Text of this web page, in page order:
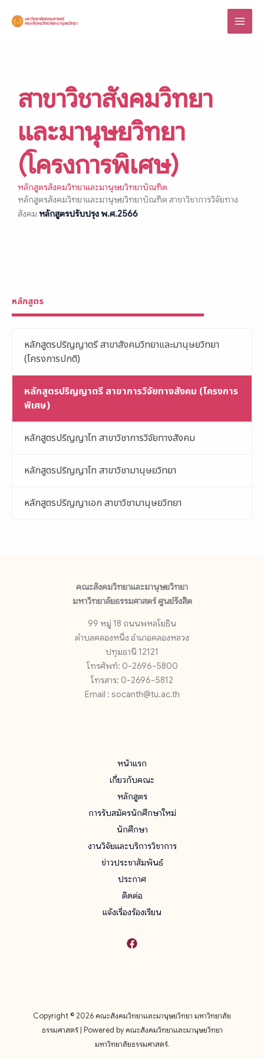
หลักสูตร
หลักสูตรปริญญาตรี สาขาสังคมวิทยาและมานุษยวิทยา
(โครงการปกติ)
หลักสูตรปริญญาตรี สาขาการวิจัยทางสังคม (โครงการ
พิเศษ)
หลักสูตรปริญญาโท สาขาวิชาการวิจัยทางสังคม
หลักสูตรปริญญาโท สาขาวิชามานุษยวิทยา
หลักสูตรปริญญาเอก สาขาวิชามานุษยวิทยา
สาขาวิชาสังคมวิทยา
และมานุษยวิทยา
(โครงการพิเศษ)
หลักสูตรสังคมวิทยาและมานุษยวิทยาบัณฑิต
หลักสูตรสังคมวิทยาและมานุษยวิทยาบัณฑิต สาขาวิชาการวิจัยทาง
สังคม หลักสูตรปรับปรุง พ.ศ.2566
คณะสังคมวิทยาและมานุษยวิทยา
มหาวิทยาลัยธรรมศาสตร์ ศูนย์รังสิต
99 หมู่ 18 ถนนพหลโยธิน
ตำบลคลองหนึ่ง อำเภอคลองหลวง
ปทุมธานี 12121
โทรศัพท์: 0-2696-5800
โทรสาร: 0-2696-5812
Email : socanth@tu.ac.th
หน้าแรก
เกี่ยวกับคณะ
หลักสูตร
การรับสมัครนักศึกษาใหม่
นักศึกษา
งานวิจัยและบริการวิชาการ
ข่าวประชาสัมพันธ์
ประกาศ
ติดต่อ
แจ้งเรื่องร้องเรียน
Copyright © 2026 คณะสังคมวิทยาและมานุษยวิทยา มหาวิทยาลัย
ธรรมศาสตร์ | Powered by คณะสังคมวิทยาและมานุษยวิทยา
มหาวิทยาลัยธรรมศาสตร์.